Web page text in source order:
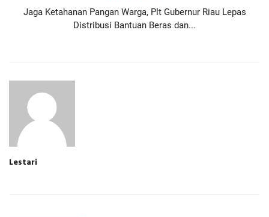
Jaga Ketahanan Pangan Warga, Plt Gubernur Riau Lepas
Distribusi Bantuan Beras dan...
Lestari